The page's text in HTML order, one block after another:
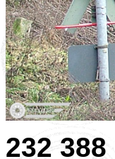
232 388